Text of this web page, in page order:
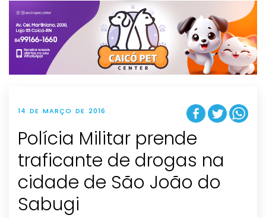
g
t
i
o
n
14 DE MARÇO DE 2016
Polícia Militar prende
traficante de drogas na
cidade de São João do
Sabugi